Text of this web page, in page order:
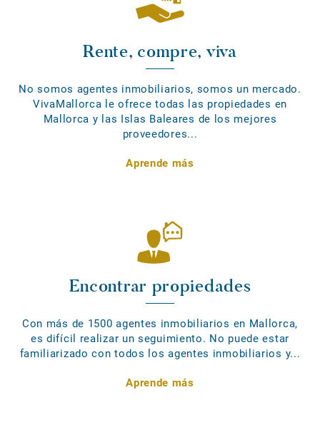
Rente, compre, viva
No somos agentes inmobiliarios, somos un mercado.
VivaMallorca le ofrece todas las propiedades en
Mallorca y las Islas Baleares de los mejores
proveedores...
Aprende más
Encontrar propiedades
Con más de 1500 agentes inmobiliarios en Mallorca,
es difícil realizar un seguimiento. No puede estar
familiarizado con todos los agentes inmobiliarios y...
Aprende más